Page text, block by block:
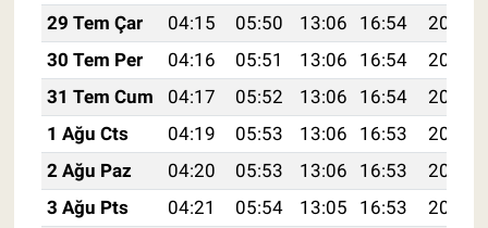
29 Tem Çar
04:15 05:50 13:06 16:54
20:11
30 Tem Per
04:16 05:51 13:06 16:54
20:10
31 Tem Cum
04:17 05:52 13:06 16:54
20:10
1 Ağu Cts
04:19 05:53 13:06 16:53
20:09
2 Ağu Paz
04:20 05:53 13:06 16:53
20:08
3 Ağu Pts
04:21 05:54 13:05 16:53
20:07